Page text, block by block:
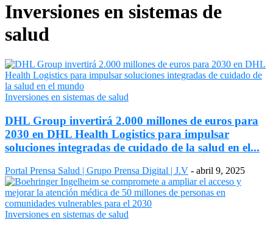
Inversiones en sistemas de
salud
Inversiones en sistemas de salud
DHL Group invertirá 2.000 millones de euros para
2030 en DHL Health Logistics para impulsar
soluciones integradas de cuidado de la salud en el...
Portal Prensa Salud | Grupo Prensa Digital | J.V - abril 9, 2025
Inversiones en sistemas de salud